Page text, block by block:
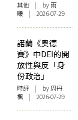
其他 | by 雨
曦 | 2026-07-29
諾蘭《奧德
賽》中DEI的開
放性與反「身
份政治」
時評 | by周丹
楓 | 2026-07-29